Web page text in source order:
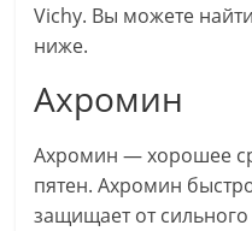
Vichy. Вы можете
ниже.
Ахромин
Ахромин — хорошее
пятен. Ахромин
защищает от